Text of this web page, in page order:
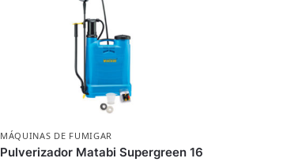
MÁQUINAS DE FUMIGAR
Pulverizador Matabi Supergreen 16